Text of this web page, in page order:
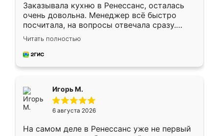
Заказывала кухню в Ренессанс, осталась
очень довольна. Менеджер всё быстро
посчитала, на вопросы отвечала сразу.
Замерщик приехал в субботу, подошёл к
делу со всей ответственностью. Собрали
за день, ребята работали аккуратно, даже
Читать полностью
Игорь М.
6 августа 2026
На самом деле в Ренессанс уже не первый